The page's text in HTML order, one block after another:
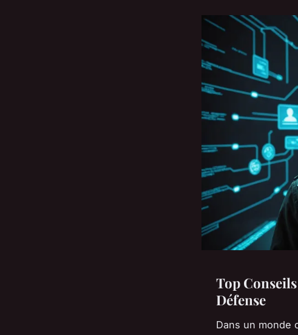
Top
Défense
Dans un monde